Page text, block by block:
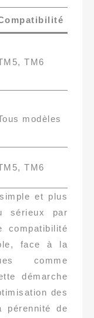
TM6
modèles
TM6
et plus
sérieux par
compatibilité
face à la
comme
démarche
des
pérennité de